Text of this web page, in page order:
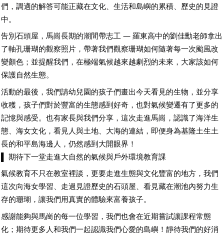
們，調適的解答可能正藏在文化、生活和島嶼的累積、歷史的見證
中。
告別石頭屋，馬崗長期的潮間帶志工 — 羅東高中的劉佳勳老師拿出
了軸孔珊瑚的觀察照片，帶著我們觀察珊瑚如何隨著每一次颱風改
變顏色；並提醒我們，在極端氣候越來越劇烈的未來，大家該如何
保護自然生態。
活動的最後，我們請幼兒園的孩子們畫出今天看見的生物，並分享
收穫，孩子們對於豐富的生態感到好奇，也對氣候變遷有了更多的
記憶與感受。也有家長與我們分享，這次走進馬崗，認識了海洋生
態、海女文化，看見人與土地、大海的連結，即便身為基隆土生土
長的和平島海邊人，仍然感到大開眼界！
▌ 期待下一堂走進大自然的氣候與戶外環境教育課
氣候教育不只在教室裡談，更要走進生態與文化豐富的地方，我們
這次向海女學習、走過見證歷史的石頭屋、看見藏在潮池內努力生
存的珊瑚，讓我們用真實的體驗來富養孩子。
感謝能夠與馬崗的每一位學習，我們也會在近期嘗試讓課程常態
化；期待更多人和我們一起認識我們心愛的島嶼！靜待我們的好消